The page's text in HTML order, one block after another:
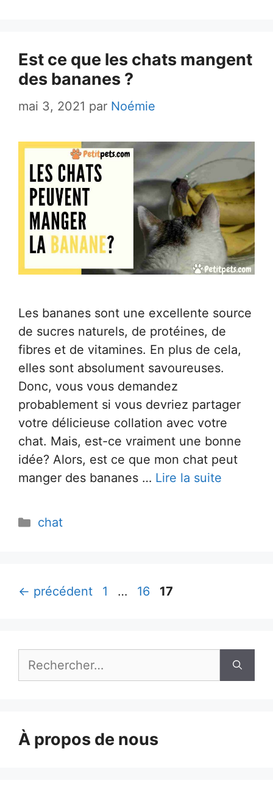
Est ce que les chats mangent
des bananes ?
mai 3, 2021 par Noémie
Les bananes sont une excellente source
de sucres naturels, de protéines, de
fibres et de vitamines. En plus de cela,
elles sont absolument savoureuses.
Donc, vous vous demandez
probablement si vous devriez partager
votre délicieuse collation avec votre
chat. Mais, est-ce vraiment une bonne
idée? Alors, est ce que mon chat peut
manger des bananes … Lire la suite
Catégories
chat
← précédent Page
1 … Page
16 Page
17
À propos de nous